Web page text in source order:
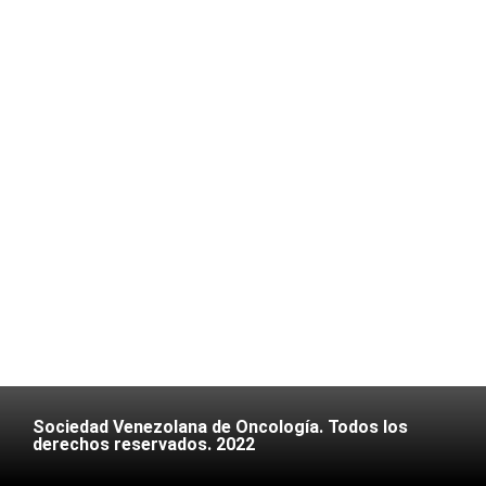
Sociedad Venezolana de Oncología. Todos los
derechos reservados. 2022